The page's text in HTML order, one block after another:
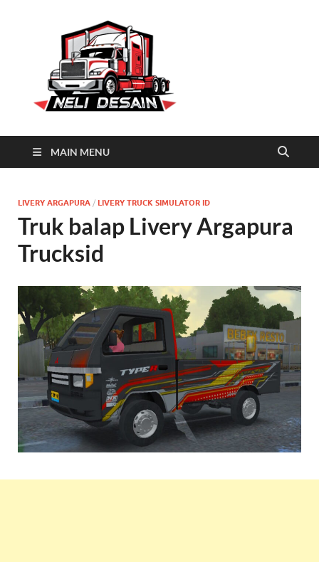
MAIN MENU
LIVERY ARGAPURA / LIVERY TRUCK SIMULATOR ID
Truk balap Livery Argapura
Trucksid